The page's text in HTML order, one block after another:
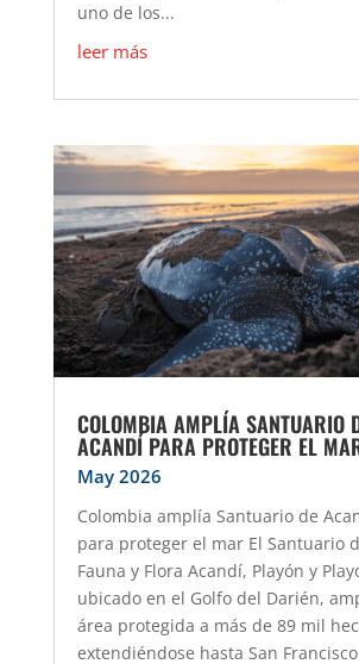
uno de los...
leer más
COLOMBIA AMPLÍA SANTUARIO
ACANDÍ PARA PROTEGER EL
May 2026
Colombia amplía Santuario de
para proteger el mar El Santuario
Fauna y Flora Acandí, Playón y
ubicado en el Golfo del Darién,
área protegida a más de 89 mil
extendiéndose hasta San